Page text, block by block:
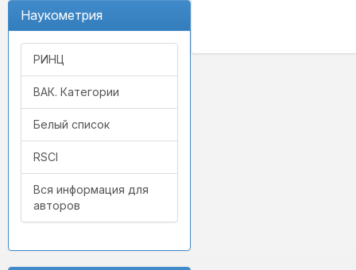
Наукометрия
РИНЦ
ВАК. Категории
Белый список
RSCI
Вся информация для
авторов